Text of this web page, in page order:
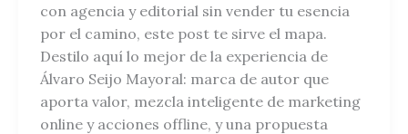
con agencia y editorial sin vender tu esencia
por el camino, este post te sirve el mapa.
Destilo aquí lo mejor de la experiencia de
Álvaro Seijo Mayoral: marca de autor que
aporta valor, mezcla inteligente de marketing
online y acciones offline, y una propuesta